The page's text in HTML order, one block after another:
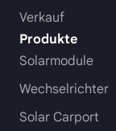
Verkauf
Produkte
Solarmodule
Wechselrichter
Solar Carport